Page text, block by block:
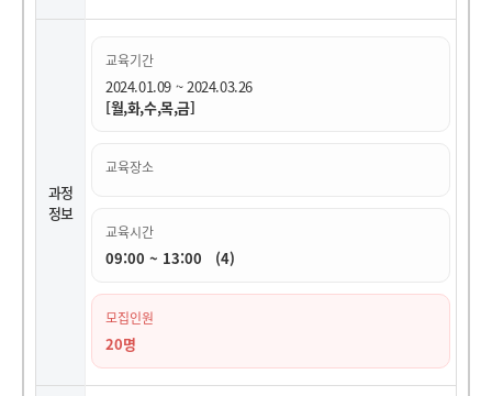
과정
정보
교육기간
2024.01.09 ~ 2024.03.26
[월,화,수,목,금]
교육장소
교육시간
09:00 ~ 13:00 (4)
모집인원
20명